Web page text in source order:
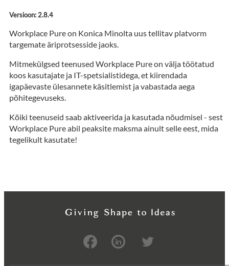
Versioon: 2.8.4
Workplace Pure on Konica Minolta uus tellitav platvorm
targemate äriprotsesside jaoks.
Mitmekülgsed teenused Workplace Pure on välja töötatud
koos kasutajate ja IT-spetsialistidega, et kiirendada
igapäevaste ülesannete käsitlemist ja vabastada aega
põhitegevuseks.
Kõiki teenuseid saab aktiveerida ja kasutada nõudmisel - sest
Workplace Pure abil peaksite maksma ainult selle eest, mida
tegelikult kasutate!